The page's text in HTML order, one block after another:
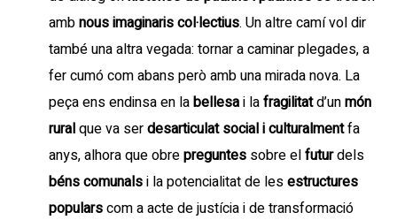
ambnous imaginaris col·lectius. Un altre camí vol dir
també una altra vegada: tornar a caminar plegades, a
fer cumó com abans però amb una mirada nova. La
peça ens endinsa en labellesai lafragilitatd’unmón
ruralque va serdesarticulat social i culturalmentfa
anys, alhora que obrepreguntes sobre elfuturdels
béns comunalsi la potencialitat de lesestructures
popularscom a acte de justícia i de transformació